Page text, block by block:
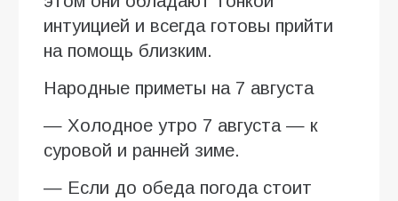
интуицией и всегда готовы прийти
на помощь близким.
Народные приметы на 7 августа
— Холодное утро 7 августа — к
суровой и ранней зиме.
— Если до обеда погода стоит